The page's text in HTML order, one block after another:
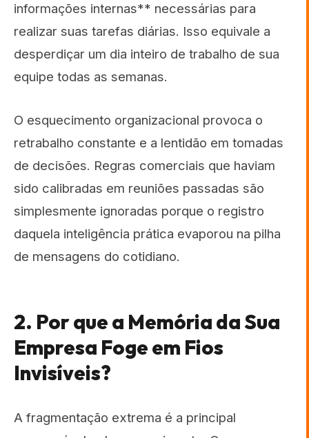
informações internas** necessárias para
realizar suas tarefas diárias. Isso equivale a
desperdiçar um dia inteiro de trabalho de sua
equipe todas as semanas.
O esquecimento organizacional provoca o
retrabalho constante e a lentidão em tomadas
de decisões. Regras comerciais que haviam
sido calibradas em reuniões passadas são
simplesmente ignoradas porque o registro
daquela inteligência prática evaporou na pilha
de mensagens do cotidiano.
2. Por que a Memória da Sua
Empresa Foge em Fios
Invisíveis?
A fragmentação extrema é a principal